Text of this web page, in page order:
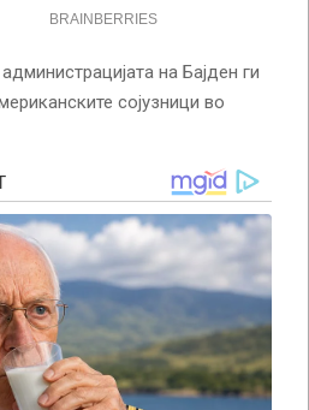
на Бајден ги
сојузници во